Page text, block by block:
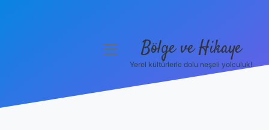
menüyü
Bölge ve Hikaye
Yerel kültürlerle dolu neşeli yolculuk!